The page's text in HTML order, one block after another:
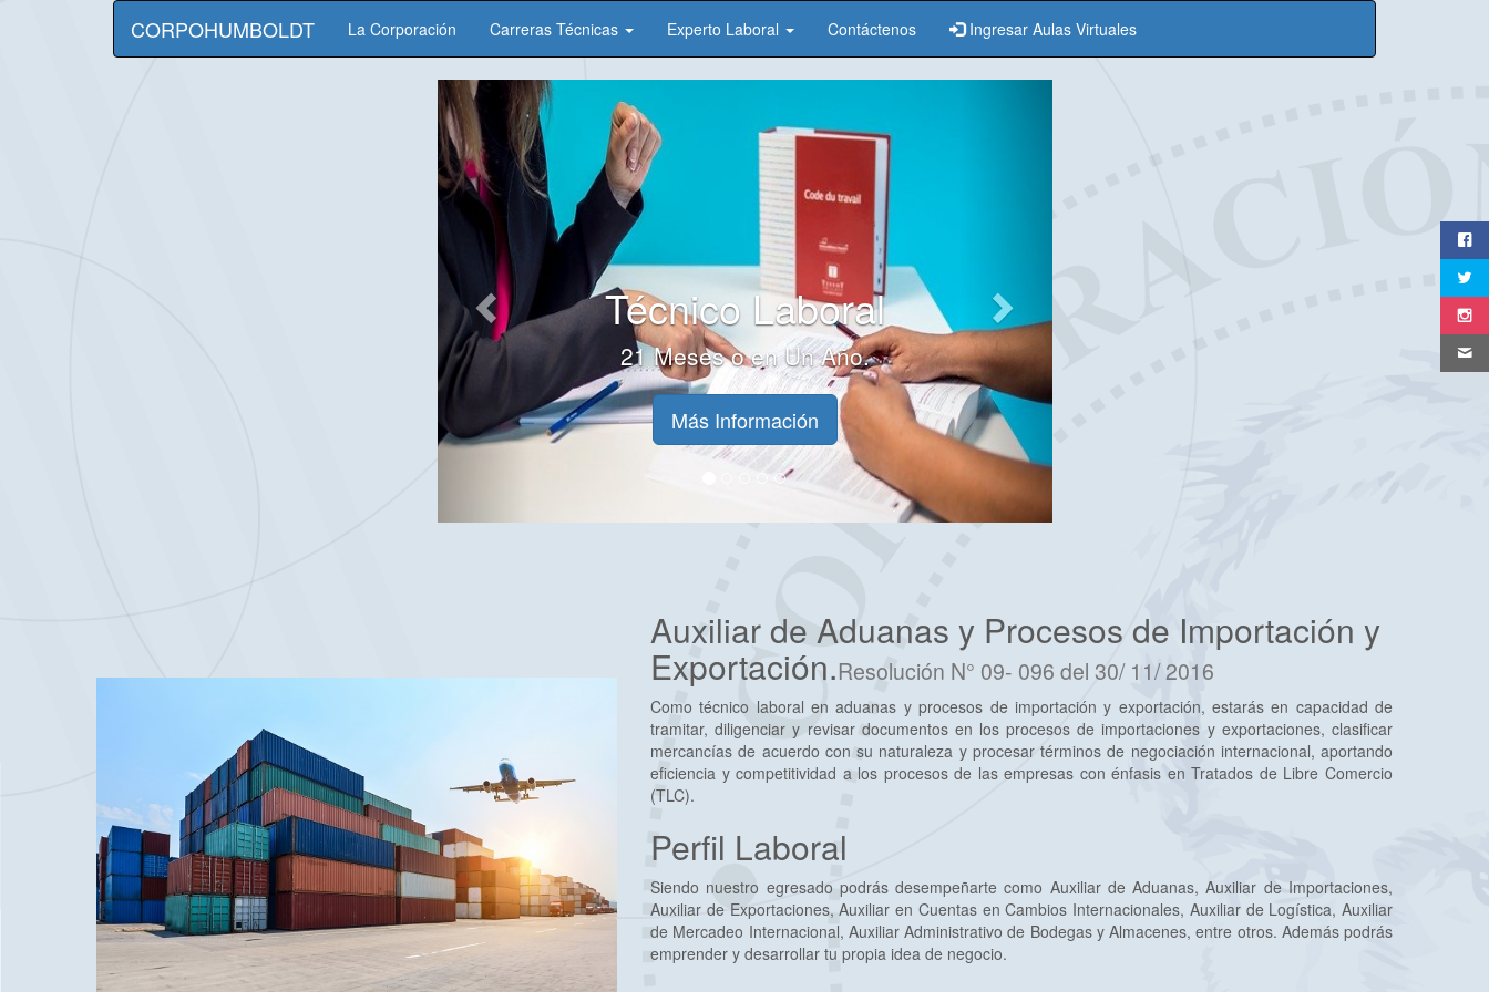
CORPOHUMBOLDT La Corporación Carreras Técnicas Experto Laboral Contáctenos Ingresar Aulas Virtuales
Técnico Laboral
21 Meses o en Un Año.
Más Información
Previous
Auxiliar de Aduanas y Procesos de Importación y
Exportación.Resolución N° 09- 096 del 30/ 11/ 2016
Como técnico laboral en aduanas y procesos de importación y exportación, estarás en capacidad de
tramitar, diligenciar y revisar documentos en los procesos de importaciones y exportaciones, clasificar
mercancías de acuerdo con su naturaleza y procesar términos de negociación internacional, aportando
eficiencia y competitividad a los procesos de las empresas con énfasis en Tratados de Libre Comercio
(TLC).
Perfil Laboral
Siendo nuestro egresado podrás desempeñarte como Auxiliar de Aduanas, Auxiliar de Importaciones,
Auxiliar de Exportaciones, Auxiliar en Cuentas en Cambios Internacionales, Auxiliar de Logística, Auxiliar
de Mercadeo Internacional, Auxiliar Administrativo de Bodegas y Almacenes, entre otros. Además podrás
emprender y desarrollar tu propia idea de negocio.